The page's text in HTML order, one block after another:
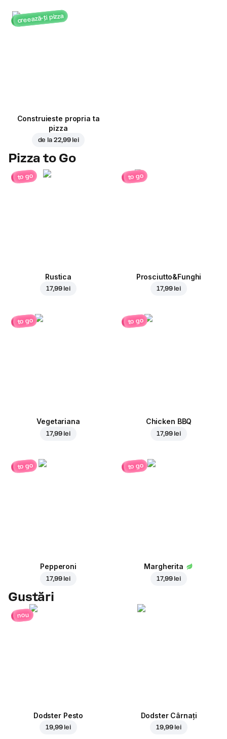
creează-ți pizza
Construieste propria ta
pizza
de la 22,99 lei
Pizza to Go
to go
Rustica
17,99 lei
to go
Prosciutto&Funghi
17,99 lei
to go
Vegetariana
17,99 lei
to go
Chicken BBQ
17,99 lei
to go
Pepperoni
17,99 lei
to go
Margherita
17,99 lei
Gustări
nou
Dodster Pesto
19,99 lei
Dodster Cârnați
19,99 lei